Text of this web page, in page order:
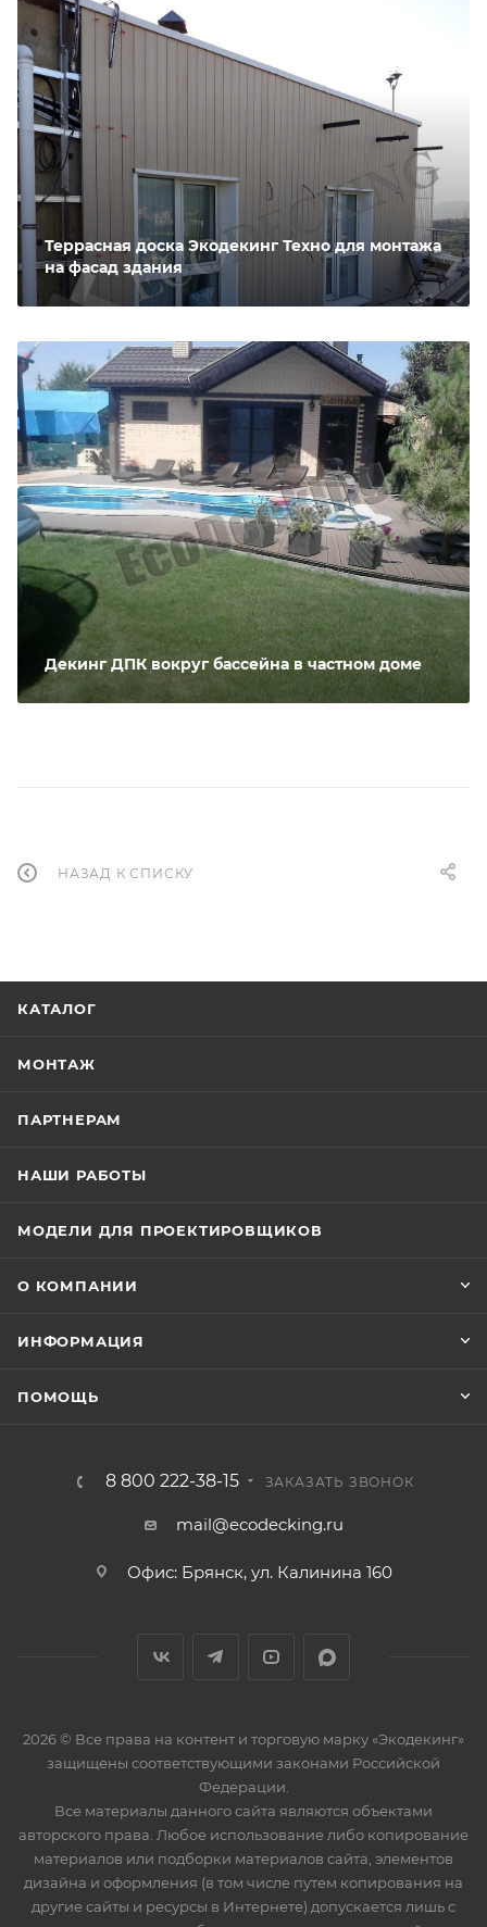
Террасная доска Экодекинг Техно для монтажа
на фасад здания
Декинг ДПК вокруг бассейна в частном доме
НАЗАД К СПИСКУ
КАТАЛОГ
МОНТАЖ
ПАРТНЕРАМ
НАШИ РАБОТЫ
МОДЕЛИ ДЛЯ ПРОЕКТИРОВЩИКОВ
О КОМПАНИИ
ИНФОРМАЦИЯ
ПОМОЩЬ
8 800 222-38-15 ЗАКАЗАТЬ ЗВОНОК
mail@ecodecking.ru
Офис: Брянск, ул. Калинина 160
2026 © Все права на контент и торговую марку «Экодекинг»
защищены соответствующими законами Российской
Федерации.
Все материалы данного сайта являются объектами
авторского права. Любое использование либо копирование
материалов или подборки материалов сайта, элементов
дизайна и оформления (в том числе путем копирования на
другие сайты и ресурсы в Интернете) допускается лишь с